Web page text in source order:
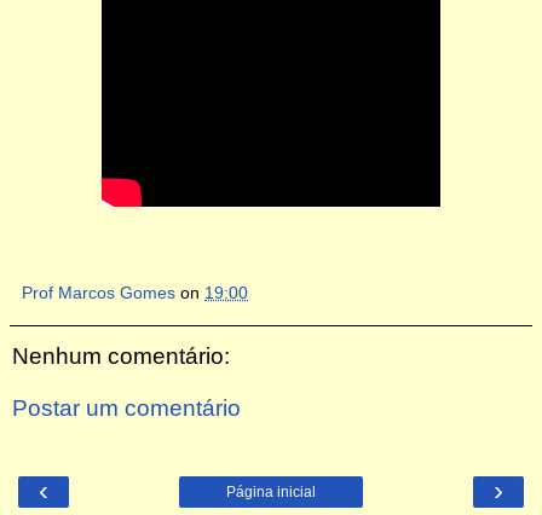
Prof Marcos Gomes on 19:00
Nenhum comentário:
Postar um comentário
‹ ›
Página inicial